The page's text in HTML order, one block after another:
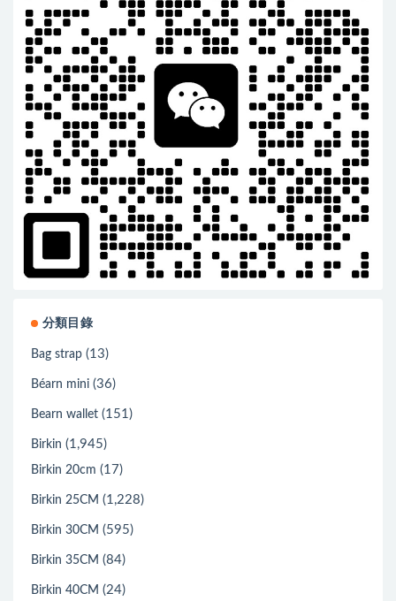
分類目錄
Bag strap (13)
Béarn mini (36)
Bearn wallet (151)
Birkin (1,945)
Birkin 20cm (17)
Birkin 25CM (1,228)
Birkin 30CM (595)
Birkin 35CM (84)
Birkin 40CM (24)